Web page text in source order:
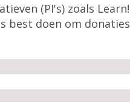
(PI's) zoals
best doen om